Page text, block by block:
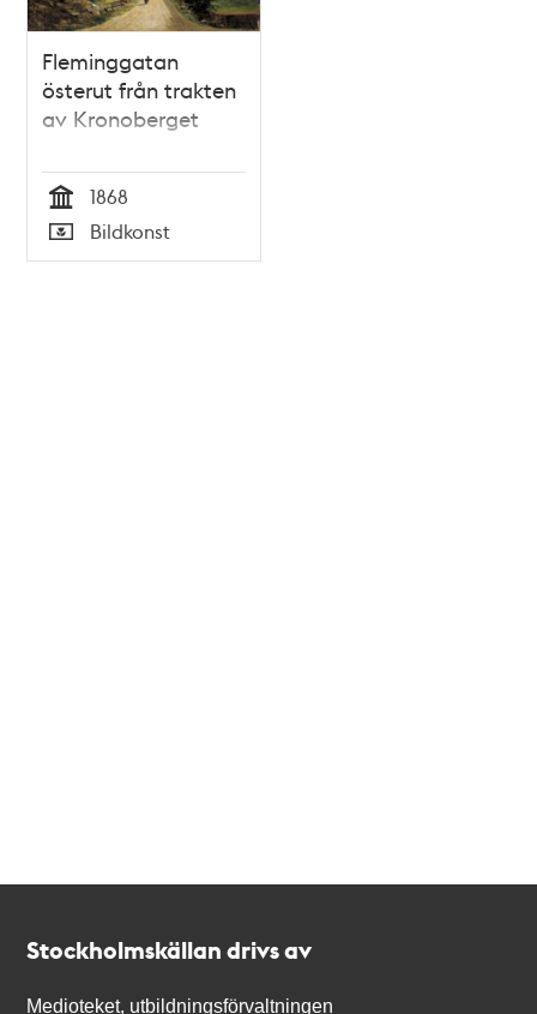
Fleminggatan
österut från trakten
av Kronoberget
Tid
1868
Typ
Bildkonst
Stockholmskällan drivs av
Medioteket, utbildningsförvaltningen